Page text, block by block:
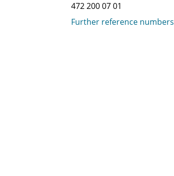
472 200 07 01
Further reference numbers